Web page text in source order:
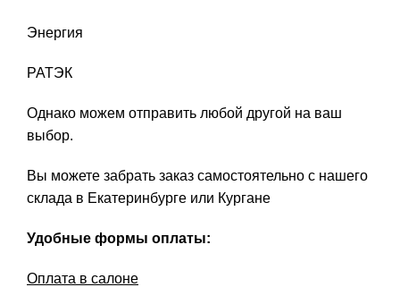
Энергия
РАТЭК
Однако можем отправить любой другой на ваш
выбор.
Вы можете забрать заказ самостоятельно с нашего
склада в Екатеринбурге или Кургане
Удобные формы оплаты:
Оплата в салоне